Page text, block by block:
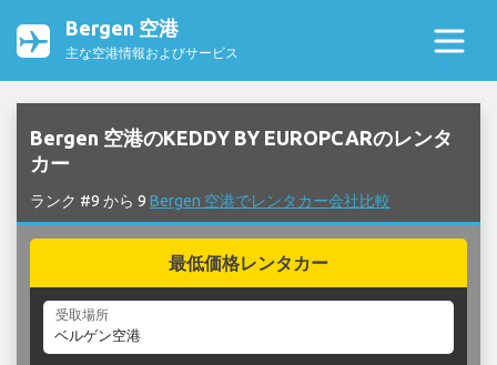
Bergen 空港
主な空港情報およびサービス
Bergen 空港のKEDDY BY EUROPCARのレンタ
カー
ランク #9 から 9 Bergen 空港でレンタカー会社比較
最低価格レンタカー
受取場所